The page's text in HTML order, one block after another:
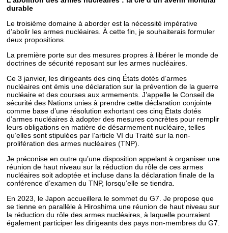
durable
Le troisième domaine à aborder est la nécessité impérative
d’abolir les armes nucléaires. À cette fin, je souhaiterais formuler
deux propositions.
La première porte sur des mesures propres à libérer le monde de
doctrines de sécurité reposant sur les armes nucléaires.
Ce 3 janvier, les dirigeants des cinq États dotés d’armes
nucléaires ont émis une déclaration sur la prévention de la guerre
nucléaire et des courses aux armements. J’appelle le Conseil de
sécurité des Nations unies à prendre cette déclaration conjointe
comme base d’une résolution exhortant ces cinq États dotés
d’armes nucléaires à adopter des mesures concrètes pour remplir
leurs obligations en matière de désarmement nucléaire, telles
qu’elles sont stipulées par l’article VI du Traité sur la non-
prolifération des armes nucléaires (TNP).
Je préconise en outre qu’une disposition appelant à organiser une
réunion de haut niveau sur la réduction du rôle de ces armes
nucléaires soit adoptée et incluse dans la déclaration finale de la
conférence d’examen du TNP, lorsqu’elle se tiendra.
En 2023, le Japon accueillera le sommet du G7. Je propose que
se tienne en parallèle à Hiroshima une réunion de haut niveau sur
la réduction du rôle des armes nucléaires, à laquelle pourraient
également participer les dirigeants des pays non-membres du G7.